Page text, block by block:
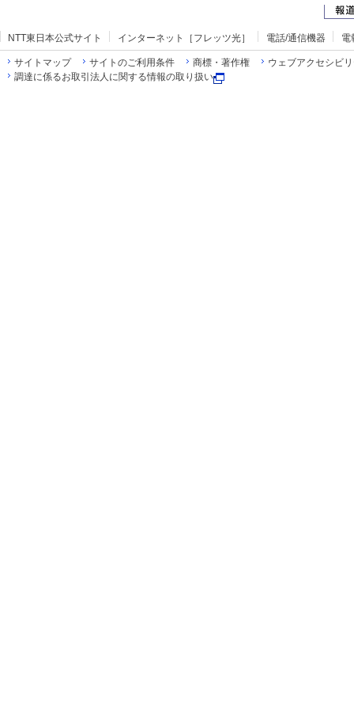
NTT東日本公式サイト インターネット［フレッツ光］ 電話/通信機器 電
サイトマップ サイトのご利用条件 商標・著作権
ウェブアクセシビ
調達に係るお取引法人に関する情報の取り扱い